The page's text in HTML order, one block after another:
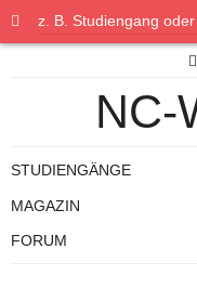
NC-
STUDIENGÄNGE
MAGAZIN
FORUM